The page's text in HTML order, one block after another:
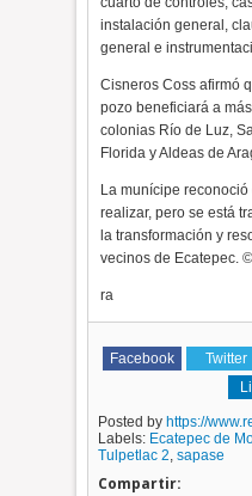
instalación general,
general e
Cisneros Coss afirmó
pozo beneficiará a
colonias Río de Luz,
Florida y Aldeas de
La munícipe
realizar, pero se está
la transformación y
vecinos de Ecatepec. ©
ra
Facebook Twitter
Posted by https://
Labels: Ecatepec de
Tulpetlac 2,sapase
Compartir: